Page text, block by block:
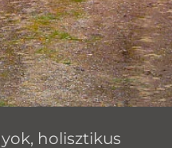
holisztikus